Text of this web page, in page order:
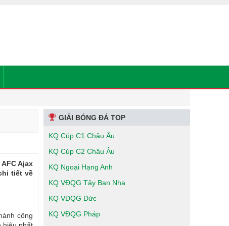
Ajax
tiết về
công
GIẢI BÓNG ĐÁ TOP
KQ Cúp C1 Châu Âu
KQ Cúp C2 Châu Âu
KQ Ngoại Hạng Anh
KQ VĐQG Tây Ban Nha
KQ VĐQG Đức
KQ VĐQG Pháp